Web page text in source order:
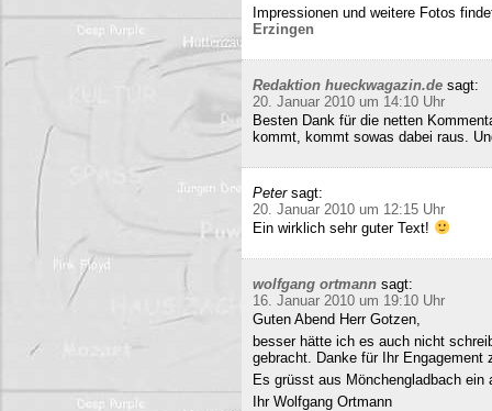
Impressionen und weitere Fotos
Erzingen
Redaktion hueckwagazin.de sagt:
20. Januar 2010 um 14:10 Uhr
Besten Dank für die netten
kommt, kommt sowas dabei raus.
Peter sagt:
20. Januar 2010 um 12:15 Uhr
Ein wirklich sehr guter Text!
wolfgang ortmann sagt:
16. Januar 2010 um 19:10 Uhr
Guten Abend Herr Gotzen,
besser hätte ich es auch nicht
gebracht. Danke für Ihr Engagement
Es grüsst aus Mönchengladbach ein
Ihr Wolfgang Ortmann